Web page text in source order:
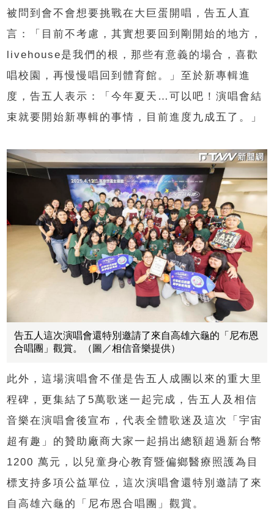
被問到會不會想要挑戰在大巨蛋開唱，告五人直
言：「目前不考慮，其實想要回到剛開始的地方，
livehouse是我們的根，那些有意義的場合，喜歡
唱校園，再慢慢唱回到體育館。」至於新專輯進
度，告五人表示：「今年夏天…可以吧！演唱會結
束就要開始新專輯的事情，目前進度九成五了。」
告五人這次演唱會還特別邀請了來自高雄六龜的「尼布恩
合唱團」觀賞。（圖／相信音樂提供）
此外，這場演唱會不僅是告五人成團以來的重大里
程碑，更集結了5萬歌迷一起完成，告五人及相信
音樂在演唱會後宣布，代表全體歌迷及這次「宇宙
超有趣」的贊助廠商大家一起捐出總額超過新台幣
1200 萬元，以兒童身心教育暨偏鄉醫療照護為目
標支持多項公益單位，這次演唱會還特別邀請了來
自高雄六龜的「尼布恩合唱團」觀賞。